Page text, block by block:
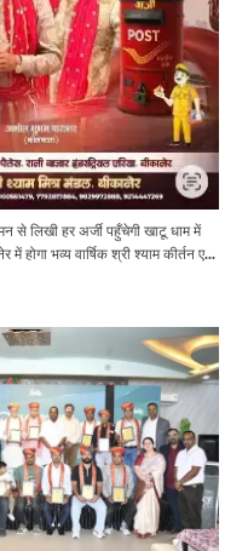
से लिखी हर अर्जी पहुँचेगी खाटू धाम में
होगा भव्य वार्षिक श्री श्याम कीर्तन एवं